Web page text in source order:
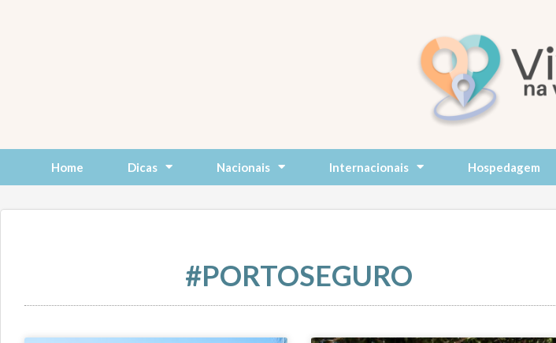
Home Dicas Nacionais Internacionais Hospedagem
#PORTOSEGURO